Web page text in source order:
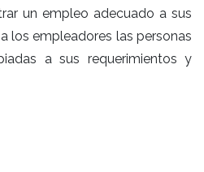
un empleo adecuado a sus
los empleadores las personas
a sus requerimientos y